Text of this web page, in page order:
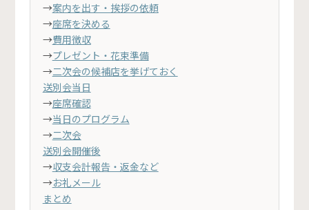
→案内を出す・挨拶の依頼
→座席を決める
→費用徴収
→プレゼント・花束準備
→二次会の候補店を挙げておく
送別会当日
→座席確認
→当日のプログラム
→二次会
送別会開催後
→収支会計報告・返金など
→お礼メール
まとめ